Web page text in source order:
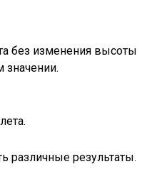
без изменения высоты
значении.
различные результаты.